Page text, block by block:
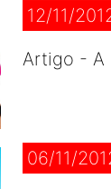
12/11/
Artigo - A
06/11/